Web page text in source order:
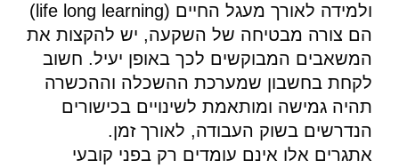
ולמידה לאורך מעגל החיים (life long learning)
הם צורה מבטיחה של השקעה, יש להקצות את
המשאבים המבוקשים לכך באופן יעיל. חשוב
לקחת בחשבון שמערכת ההשכלה וההכשרה
תהיה גמישה ומותאמת לשינויים בכישורים
הנדרשים בשוק העבודה, לאורך זמן.
אתגרים אלו אינם עומדים רק בפני קובעי